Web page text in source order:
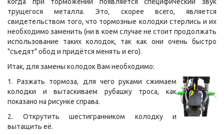
трущегося металла. Это, скорее всего, является
свидетельством того, что тормозные колодки стерлись и их
необходимо заменить (ни в коем случае не стоит продолжать
использование таких колодок, так как они очень быстро
"съедят" обод и придётся менять и его).
Итак, для замены колодок Вам необходимо:
1. Разжать тормоза, для чего руками сжимаем
колодки и вытаскиваем рубашку троса, как
показано на рисунке справа.
2. Открутить шестигранником колодку и
вытащить её.